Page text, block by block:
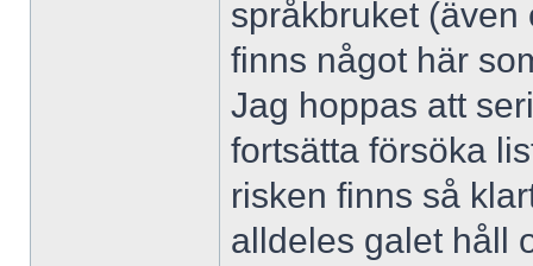
språkbruket (även
finns något här
Jag hoppas att
fortsätta försöka
risken finns så
alldeles galet håll